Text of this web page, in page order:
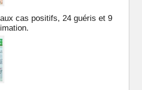
cas positifs, 24 guéris et 9